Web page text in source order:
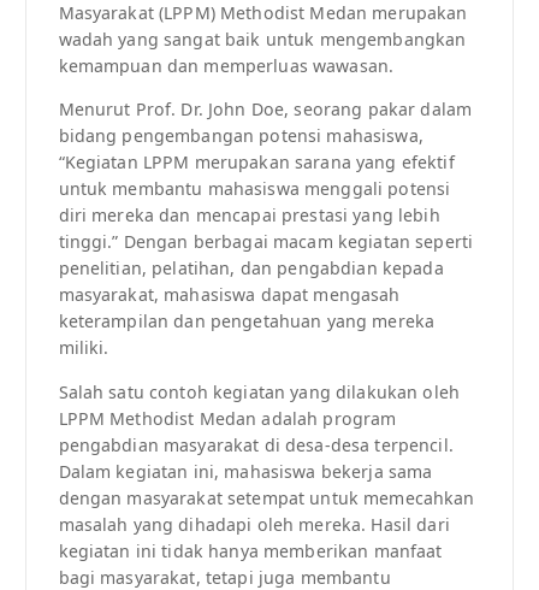
Masyarakat (LPPM) Methodist Medan merupakan
wadah yang sangat baik untuk mengembangkan
kemampuan dan memperluas wawasan.
Menurut Prof. Dr. John Doe, seorang pakar dalam
bidang pengembangan potensi mahasiswa,
“Kegiatan LPPM merupakan sarana yang efektif
untuk membantu mahasiswa menggali potensi
diri mereka dan mencapai prestasi yang lebih
tinggi.” Dengan berbagai macam kegiatan seperti
penelitian, pelatihan, dan pengabdian kepada
masyarakat, mahasiswa dapat mengasah
keterampilan dan pengetahuan yang mereka
miliki.
Salah satu contoh kegiatan yang dilakukan oleh
LPPM Methodist Medan adalah program
pengabdian masyarakat di desa-desa terpencil.
Dalam kegiatan ini, mahasiswa bekerja sama
dengan masyarakat setempat untuk memecahkan
masalah yang dihadapi oleh mereka. Hasil dari
kegiatan ini tidak hanya memberikan manfaat
bagi masyarakat, tetapi juga membantu